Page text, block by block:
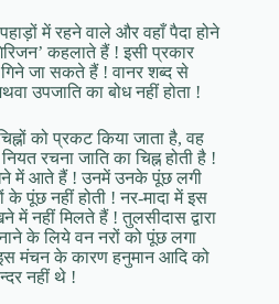
में रहने वाले और वहाँ पैदा होने
कहलाते हैं ! इसी प्रकार
गिने जा सकते हैं ! वानर शब्द से
उपजाति का बोध नहीं होता !
को प्रकट किया जाता है, वह
रचना जाति का चिह्न होती है !
में आते हैं ! उनमें उनके पूंछ लगी
के पूंछ नहीं होती ! नर-मादा में इस
में नहीं मिलते हैं ! तुलसीदास द्वारा
के लिये वन नरों को पूंछ लगा
मंचन के कारण हनुमान आदि को
नहीं थे !